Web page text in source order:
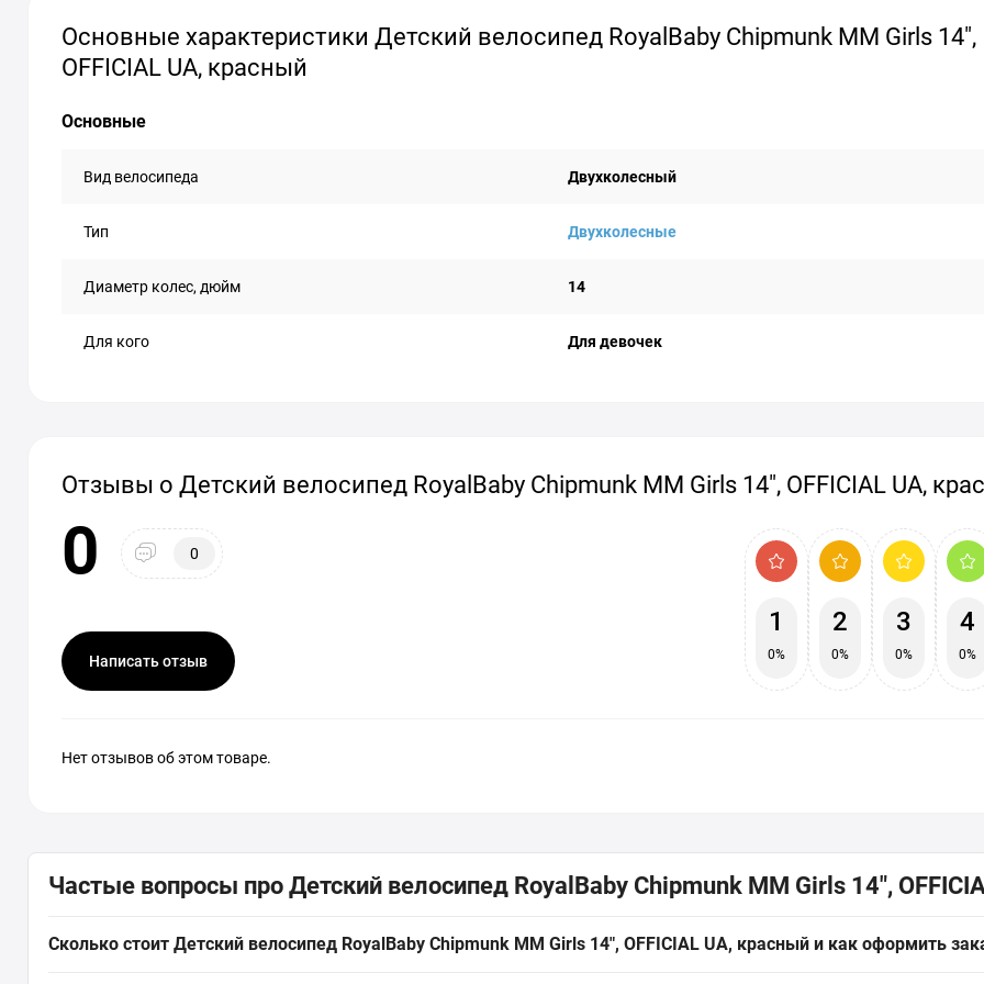
Основные характеристики Детский велосипед RoyalBaby Chipmunk MM Girls 14",
OFFICIAL UA, красный
Основные
Вид велосипеда Двухколесный
Тип Двухколесные
Диаметр колес, дюйм 14
Для кого Для девочек
Отзывы о Детский велосипед RoyalBaby Chipmunk MM Girls 14", OFFICIAL UA,
0 0
Написать отзыв
1
0%
2
0%
3
0%
4
0%
Нет отзывов об этом товаре.
Частые вопросы про Детский велосипед RoyalBaby Chipmunk MM Girls 14",
Сколько стоит Детский велосипед RoyalBaby Chipmunk MM Girls 14", OFFICIAL UA, красный и как оформить